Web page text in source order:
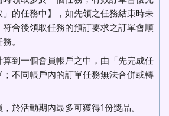
的任務中】，如先領之任務結束時未
合後領取任務的預訂要求之訂單會順
。
到一個會員帳戶之中，由「先完成任
不同帳戶內的訂單任務無法合併或轉
於活動期內最多可獲得1份獎品。